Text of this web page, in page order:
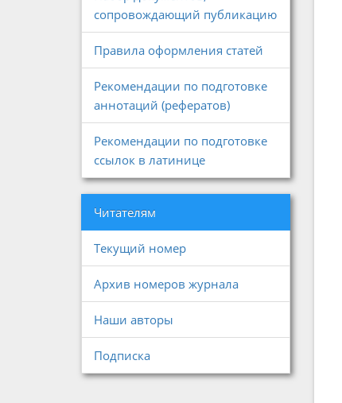
сопровождающий публикацию
Правила оформления статей
Рекомендации по подготовке
аннотаций (рефератов)
Рекомендации по подготовке
ссылок в латинице
Читателям
Текущий номер
Архив номеров журнала
Наши авторы
Подписка